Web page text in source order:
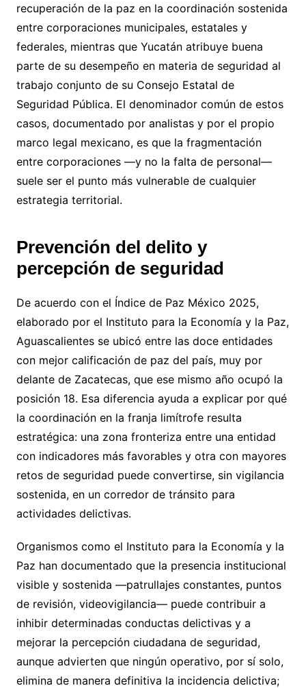
recuperación de la paz en la coordinación sostenida
entre corporaciones municipales, estatales y
federales, mientras que Yucatán atribuye buena
parte de su desempeño en materia de seguridad al
trabajo conjunto de su Consejo Estatal de
Seguridad Pública. El denominador común de estos
casos, documentado por analistas y por el propio
marco legal mexicano, es que la fragmentación
entre corporaciones —y no la falta de personal—
suele ser el punto más vulnerable de cualquier
estrategia territorial.
Prevención del delito y
percepción de seguridad
De acuerdo con el Índice de Paz México 2025,
elaborado por el Instituto para la Economía y la Paz,
Aguascalientes se ubicó entre las doce entidades
con mejor calificación de paz del país, muy por
delante de Zacatecas, que ese mismo año ocupó la
posición 18. Esa diferencia ayuda a explicar por qué
la coordinación en la franja limítrofe resulta
estratégica: una zona fronteriza entre una entidad
con indicadores más favorables y otra con mayores
retos de seguridad puede convertirse, sin vigilancia
sostenida, en un corredor de tránsito para
actividades delictivas.
Organismos como el Instituto para la Economía y la
Paz han documentado que la presencia institucional
visible y sostenida —patrullajes constantes, puntos
de revisión, videovigilancia— puede contribuir a
inhibir determinadas conductas delictivas y a
mejorar la percepción ciudadana de seguridad,
aunque advierten que ningún operativo, por sí solo,
elimina de manera definitiva la incidencia delictiva;